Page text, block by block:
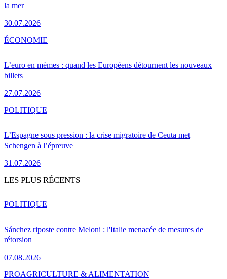
la mer
30.07.2026
L’euro en mèmes : quand les Européens détournent les nouveaux
billets
27.07.2026
ÉCONOMIE
L’Espagne sous pression : la crise migratoire de Ceuta met
Schengen à l’épreuve
31.07.2026
POLITIQUE
LES PLUS RÉCENTS
Sánchez riposte contre Meloni : l'Italie menacée de mesures de
rétorsion
07.08.2026
POLITIQUE
PROAGRICULTURE & ALIMENTATION